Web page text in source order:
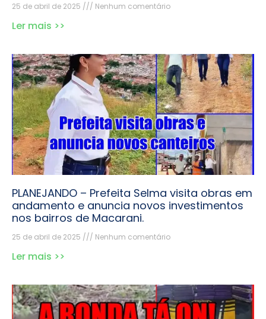
25 de abril de 2025 Nenhum comentário
Ler mais >>
PLANEJANDO – Prefeita Selma visita obras em
andamento e anuncia novos investimentos
nos bairros de Macarani.
25 de abril de 2025 Nenhum comentário
Ler mais >>